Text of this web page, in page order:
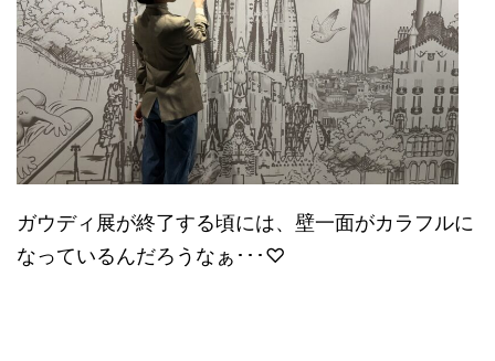
ガウディ展が終了する頃には、壁一面がカラフルに
なっているんだろうなぁ･･･♡